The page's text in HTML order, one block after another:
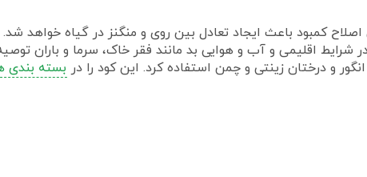
کمبود باعث ایجاد تعادل بین روی و منگنز در گیاه خواهد
در دامنه قلیائیت 4 تا 10 پایدار است و در شرایط اقلیمی و آب و هوایی بد مانند فقر
و درختان زینتی و چمن استفاده کرد. این کود را در بسته بندی های 1